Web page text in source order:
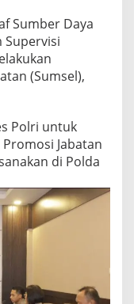
Sumber Daya
Supervisi
(Sumsel),
Polri untuk
Jabatan
di Polda